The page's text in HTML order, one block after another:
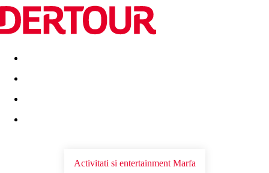
Destinatii Vacanta perfecta OFERTE DE NERATAT
Activitati si entertainment Marfa